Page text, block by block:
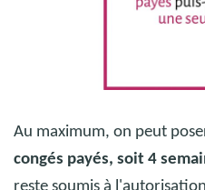
Crédit photo : @ TÉMAvet
Au maximum, on peut
congés payés, soit 4